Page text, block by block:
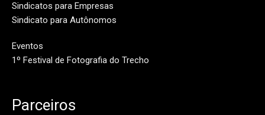
Sindicatos para Empresas
Sindicato para Autônomos
Eventos
1º Festival de Fotografia do Trecho
Parceiros